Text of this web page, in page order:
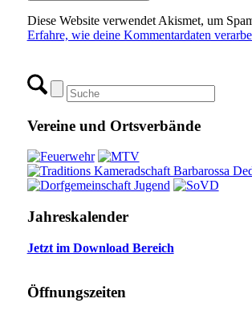
Diese Website verwendet Akismet, um
Erfahre, wie deine Kommentardaten
Vereine und Ortsverbände
Jahreskalender
Jetzt im Download Bereich
Öffnungszeiten